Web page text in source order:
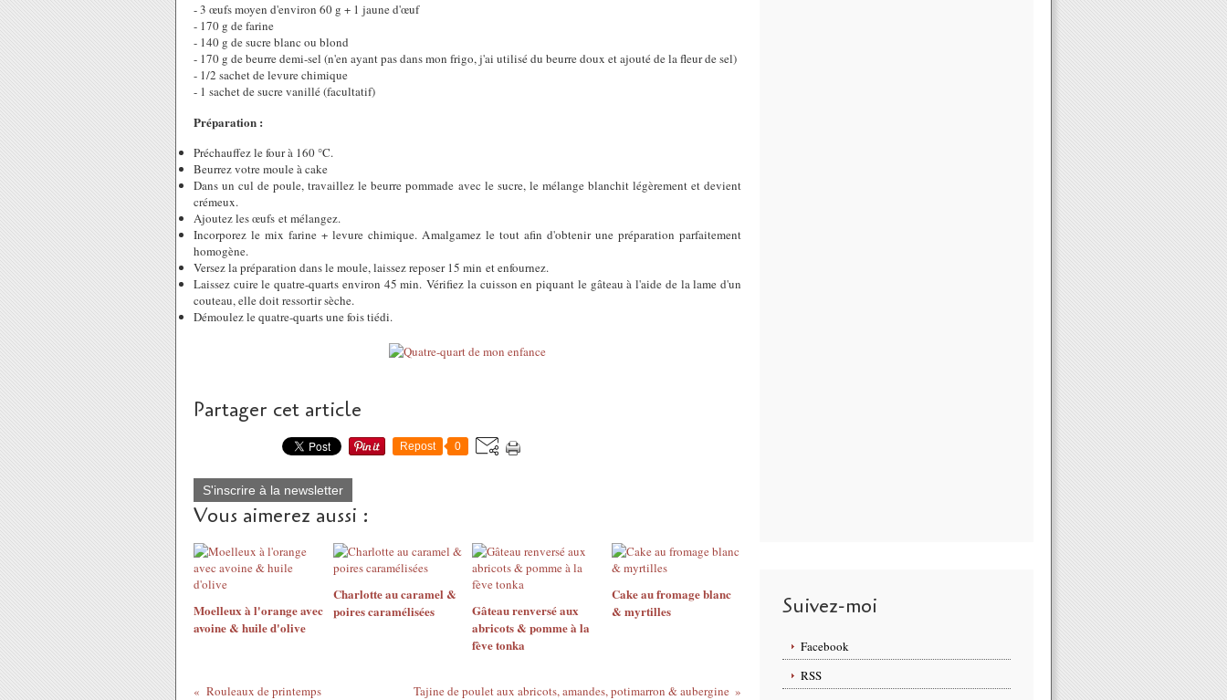
- 3 œufs moyen d'environ 60 g + 1 jaune d'œuf
- 170 g de farine
- 140 g de sucre blanc ou blond
- 170 g de beurre demi-sel (n'en ayant pas dans mon frigo, j'ai utilisé du beurre doux et ajouté de la fleur de sel)
- 1/2 sachet de levure chimique
- 1 sachet de sucre vanillé (facultatif)
Préparation :
Préchauffez le four à 160 °C.
Beurrez votre moule à cake
Dans un cul de poule, travaillez le beurre pommade avec le sucre, le mélange blanchit légèrement et devient
crémeux.
Ajoutez les œufs et mélangez.
Incorporez le mix farine + levure chimique. Amalgamez le tout afin d'obtenir une préparation parfaitement
homogène.
Versez la préparation dans le moule, laissez reposer 15 min et enfournez.
Laissez cuire le quatre-quarts environ 45 min. Vérifiez la cuisson en piquant le gâteau à l'aide de la lame d'un
couteau, elle doit ressortir sèche.
Démoulez le quatre-quarts une fois tiédi.
Partager cet article
Repost 0
S'inscrire à la newsletter
Vous aimerez aussi :
Moelleux à l'orange avec
avoine & huile d'olive
Charlotte au caramel &
poires caramélisées
Gâteau renversé aux
abricots & pomme à la
fève tonka
Cake au fromage blanc
& myrtilles
Rouleaux de printemps Tajine de poulet aux abricots, amandes, potimarron & aubergine
Suivez-moi
Facebook
RSS